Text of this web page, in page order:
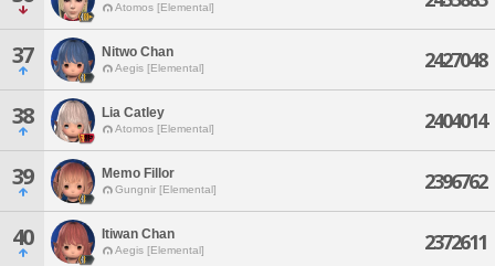
Atomos [Elemental]
37 Nitwo Chan
Aegis [Elemental] 2427048
38 Lia Catley
Atomos [Elemental] 2404014
39 Memo Fillor
Gungnir [Elemental] 2396762
40 Itiwan Chan
Aegis [Elemental] 2372611